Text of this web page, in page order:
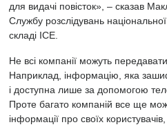
для видачі повісток», – сказав
Службу розслідувань
складі ICE.
Не всі компанії можуть передавати
Наприклад, інформацію, яка
і доступна лише за допомогою
Проте багато компаній все ще
інформації про своїх